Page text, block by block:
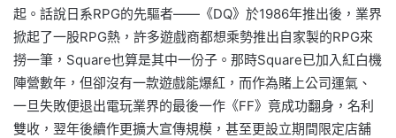
起。話說日系RPG的先驅者——《DQ》於1986年推出後，業界
掀起了一股RPG熱，許多遊戲商都想乘勢推出自家製的RPG來
撈一筆，Square也算是其中一份子。那時Square已加入紅白機
陣營數年，但卻沒有一款遊戲能爆紅，而作為賭上公司運氣、
一旦失敗便退出電玩業界的最後一作《FF》竟成功翻身，名利
雙收，翌年後續作更擴大宣傳規模，甚至更設立期間限定店舖